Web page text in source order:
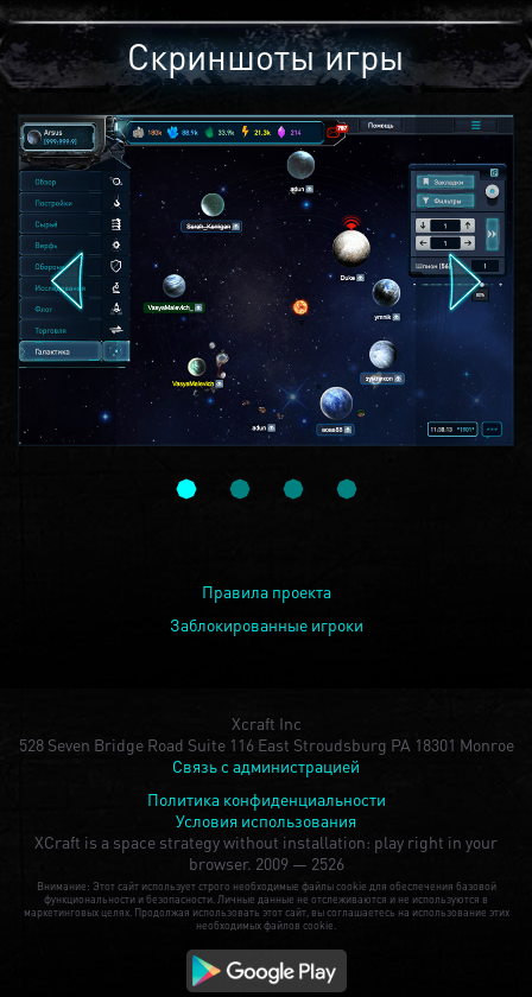
Скриншоты игры
Правила проекта
Заблокированные игроки
Xcraft Inc
528 Seven Bridge Road Suite 116 East Stroudsburg PA 18301 Monroe
Связь с администрацией
Политика конфиденциальности
Условия использования
XCraft is a space strategy without installation: play right in your
browser. 2009 — 2526
Внимание: Этот сайт использует строго необходимые файлы cookie для обеспечения базовой
функциональности и безопасности. Личные данные не отслеживаются и не используются в
маркетинговых целях. Продолжая использовать этот сайт, вы соглашаетесь на использование этих
необходимых файлов cookie.